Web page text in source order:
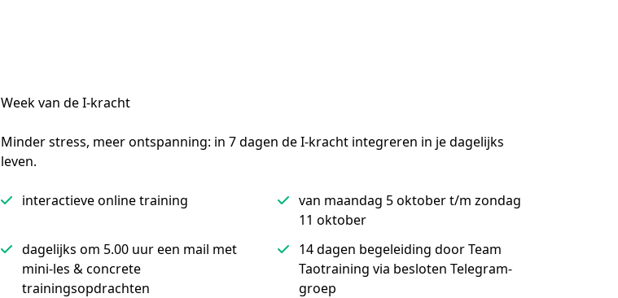
Week van de I-kracht
Minder stress, meer ontspanning: in 7 dagen de I-kracht integreren in je dagelijks
leven.
interactieve online training
van maandag 5 oktober t/m zondag
11 oktober
dagelijks om 5.00 uur een mail met
mini-les & concrete
trainingsopdrachten
14 dagen begeleiding door Team
Taotraining via besloten Telegram-
groep